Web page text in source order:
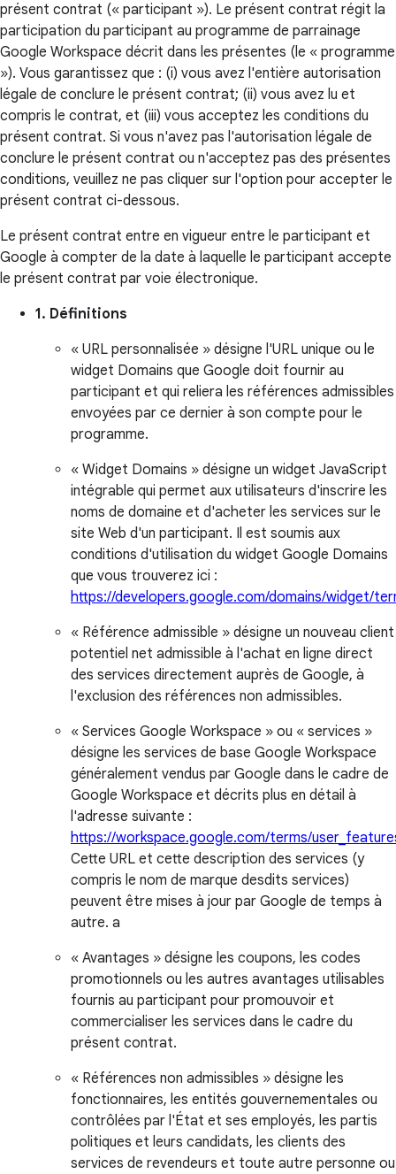
présent contrat (« participant »). Le présent contrat régit la
participation du participant au programme de parrainage
Google Workspace décrit dans les présentes (le « programme
»). Vous garantissez que : (i) vous avez l'entière autorisation
légale de conclure le présent contrat; (ii) vous avez lu et
compris le contrat, et (iii) vous acceptez les conditions du
présent contrat. Si vous n'avez pas l'autorisation légale de
conclure le présent contrat ou n'acceptez pas des présentes
conditions, veuillez ne pas cliquer sur l'option pour accepter le
présent contrat ci-dessous.
Le présent contrat entre en vigueur entre le participant et
Google à compter de la date à laquelle le participant accepte
le présent contrat par voie électronique.
1. Définitions
« URL personnalisée » désigne l'URL unique ou le
widget Domains que Google doit fournir au
participant et qui reliera les références admissibles
envoyées par ce dernier à son compte pour le
programme.
« Widget Domains » désigne un widget JavaScript
intégrable qui permet aux utilisateurs d'inscrire les
noms de domaine et d'acheter les services sur le
site Web d'un participant. Il est soumis aux
conditions d'utilisation du widget Google Domains
que vous trouverez ici :
https://developers.google.com/domains/widget/
« Référence admissible » désigne un nouveau client
potentiel net admissible à l'achat en ligne direct
des services directement auprès de Google, à
l'exclusion des références non admissibles.
« Services Google Workspace » ou « services »
désigne les services de base Google Workspace
généralement vendus par Google dans le cadre de
Google Workspace et décrits plus en détail à
l'adresse suivante :
https://workspace.google.com/terms/
Cette URL et cette description des services (y
compris le nom de marque desdits services)
peuvent être mises à jour par Google de temps à
autre. a
« Avantages » désigne les coupons, les codes
promotionnels ou les autres avantages utilisables
fournis au participant pour promouvoir et
commercialiser les services dans le cadre du
présent contrat.
« Références non admissibles » désigne les
fonctionnaires, les entités gouvernementales ou
contrôlées par l'État et ses employés, les partis
politiques et leurs candidats, les clients des
services de revendeurs et toute autre personne ou